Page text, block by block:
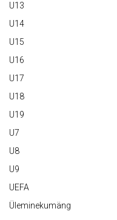
U13
U14
U15
U16
U17
U18
U19
U7
U8
U9
UEFA
Üleminekumäng